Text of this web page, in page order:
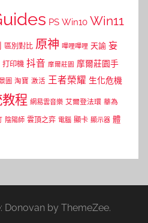
PS Win10 Win11
區別對比 原神 嗶哩嗶哩 天諭 妄
打印機 抖音 摩爾莊園 摩爾莊園手
圖 淘寶 激活 王者榮耀 生化危機
程 網易雲音樂 艾爾登法環 華為
陰陽師 雲頂之弈 電腦 顯卡 顯示器 體
Donovan by ThemeZee.